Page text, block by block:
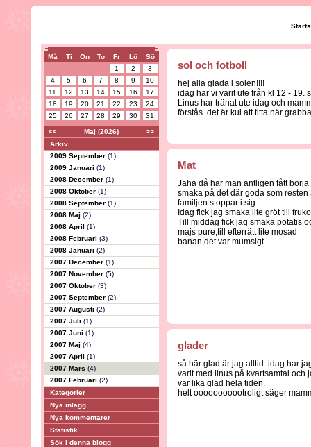
Må Ti On To Fr Lö
Sö
1
2
3
4
5 6 7 8 9
10
11
12 13 14 15 16
17
18
19 20 21 22 23
24
25
26 27 28 29 30 31
<< Maj (2026)
>>
Arkiv
2009 September (1)
2009 Januari (1)
2008 December (1)
2008 Oktober (1)
2008 September (1)
2008 Maj (2)
2008 April (1)
2008 Februari (3)
2008 Januari (2)
2007 December (1)
2007 November (5)
2007 Oktober (3)
2007 September (2)
2007 Augusti (2)
2007 Juli (1)
2007 Juni (1)
2007 Maj (4)
2007 April (1)
2007 Mars (4)
2007 Februari (2)
Kategorier
Nya inlägg
Nya kommentarer
Statistik
Sök i denna blogg
sol och fotboll
hej alla glada i solen!!!!
idag har vi varit ute från kl 12 - 19.
Linus har tränat ute idag och
förstås. det är kul att titta när
Mat
Jaha då har man äntligen fått börja
smaka på det där goda som resten
familjen stoppar i sig.
Idag fick jag smaka lite gröt till
Till middag fick jag smaka potatis
majs pure,till efterrätt lite mosad
banan,det var mumsigt.
glader
så här glad är jag alltid. idag har
varit med linus på kvartsamtal och
var lika glad hela tiden.
helt ooooooooootroligt säger